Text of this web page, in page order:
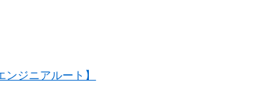
ジニアルート】